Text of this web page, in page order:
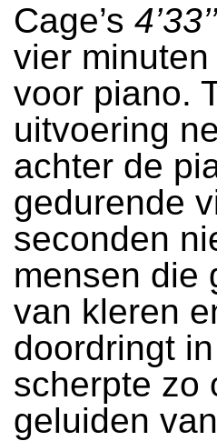
Cage’s 4’33’’
vier
voor piano.
uitvoering
achter de
gedurende
seconden
mensen die
van kleren
doordringt
scherpte zo
geluiden